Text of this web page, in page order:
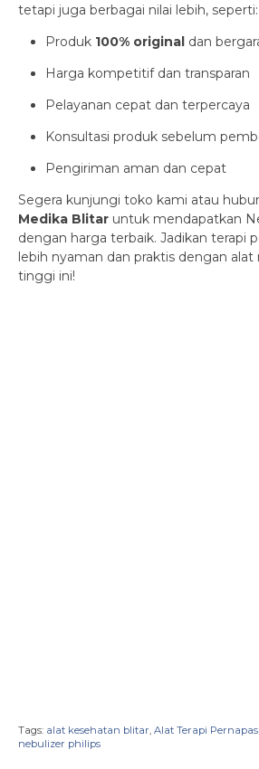
tetapi juga berbagai nilai lebih, seperti:
Produk 100% original dan
Harga kompetitif dan transparan
Pelayanan cepat dan terpercaya
Konsultasi produk sebelum
Pengiriman aman dan cepat
Segera kunjungi toko kami atau
Medika Blitar untuk mendapatkan
dengan harga terbaik. Jadikan terapi
lebih nyaman dan praktis dengan
tinggi ini!
Tags: alat kesehatan blitar Alat Terapi
nebulizer philips